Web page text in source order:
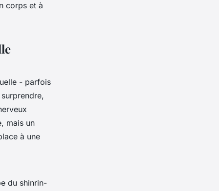
corps et à
- parfois
mais un
à une
du shinrin-